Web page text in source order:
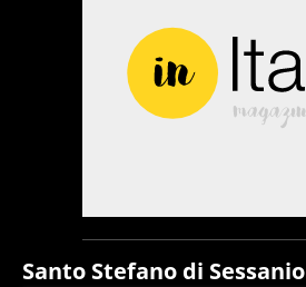
Santo Stefano di Sessanio